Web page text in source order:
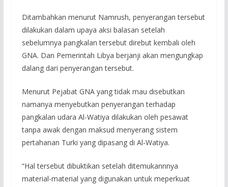
Ditambahkan menurut Namrush, penyerangan tersebut
dilakukan dalam upaya aksi balasan setelah
sebelumnya pangkalan tersebut direbut kembali oleh
GNA. Dan Pemerintah Libya berjanji akan mengungkap
dalang dari penyerangan tersebut.
Menurut Pejabat GNA yang tidak mau disebutkan
namanya menyebutkan penyerangan terhadap
pangkalan udara Al-Watiya dilakukan oleh pesawat
tanpa awak dengan maksud menyerang sistem
pertahanan Turki yang dipasang di Al-Watiya.
“Hal tersebut dibuktikan setelah ditemukannnya
material-material yang digunakan untuk meperkuat